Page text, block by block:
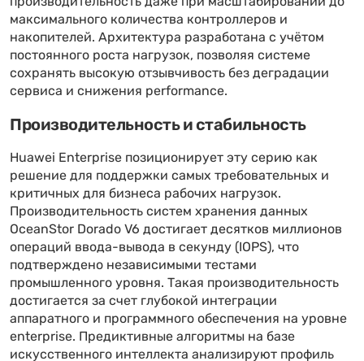
максимального количества контроллеров и
накопителей. Архитектура разработана с учётом
постоянного роста нагрузок, позволяя системе
сохранять высокую отзывчивость без деградации
сервиса и снижения performance.
Производительность и стабильность
Huawei Enterprise позиционирует эту серию как
решение для поддержки самых требовательных и
критичных для бизнеса рабочих нагрузок.
Производительность систем хранения данных
OceanStor Dorado V6 достигает десятков миллионов
операций ввода-вывода в секунду (IOPS), что
подтверждено независимыми тестами
промышленного уровня. Такая производительность
достигается за счет глубокой интеграции
аппаратного и программного обеспечения на уровне
enterprise. Предиктивные алгоритмы на базе
искусственного интеллекта анализируют профиль